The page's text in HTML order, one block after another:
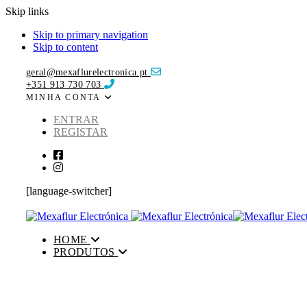
Skip links
Skip to primary navigation
Skip to content
geral@mexaflurelectronica.pt
+351 913 730 703
MINHA CONTA
ENTRAR
REGISTAR
[language-switcher]
HOME
PRODUTOS